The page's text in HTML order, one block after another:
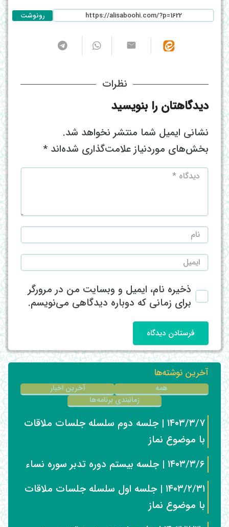
رونوشت
نظرات
دیدگاهتان را بنویسید
نشانی ایمیل شما منتشر نخواهد شد.
بخش‌های موردنیاز علامت‌گذاری شده‌اند *
ذخیره نام، ایمیل و وبسایت من در مرورگر
برای زمانی که دوباره دیدگاهی می‌نویسم.
فرستادن دیدگاه
آخرین نوشته‌ها
همه
آخرین اخبار
زمانبندی برنامه‌ها
۱۴۰۳/۳/۷ | جلسه دوم سلسله جلسات ملاقات
با موضوع نماز
۱۴۰۳/۳/۶ | جلسه بیستم دوره تدبر سوره نساء
۱۴۰۳/۲/۳۱ | جلسه اول سلسله جلسات ملاقات
با موضوع نماز